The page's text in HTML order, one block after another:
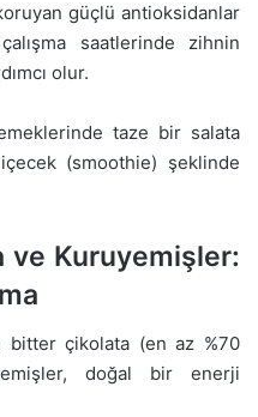
güçlü antioksidanlar
saatlerinde zihnin
olur.
taze bir salata
(smoothie) şeklinde
ve Kuruyemişler:
bitter çikolata (en az %70
doğal bir enerji